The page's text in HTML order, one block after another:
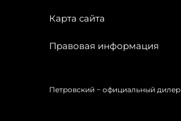
Карта сайта
Правовая информация
Петровский − официальный